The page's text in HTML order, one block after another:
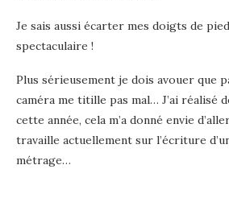
Je sais aussi écarter mes doigts de
spectaculaire !
Plus sérieusement je dois avouer que
caméra me titille pas mal… J’ai réalisé
cette année, cela m’a donné envie
travaille actuellement sur l’écriture
métrage…